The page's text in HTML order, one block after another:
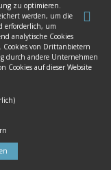
ZU
IN
zu optimieren.
werden, um die
erforderlich, um
analytische Cookies
von Drittanbietern
durch andere Unternehmen
auf dieser Website